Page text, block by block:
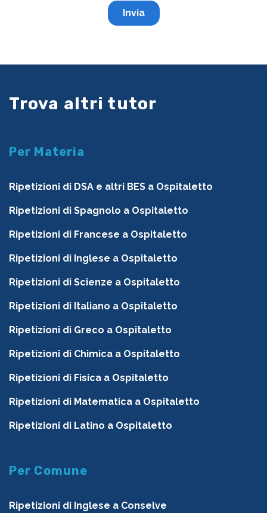
Trova altri tutor
Per Materia
Ripetizioni di DSA e altri BES a Ospitaletto
Ripetizioni di Spagnolo a Ospitaletto
Ripetizioni di Francese a Ospitaletto
Ripetizioni di Inglese a Ospitaletto
Ripetizioni di Scienze a Ospitaletto
Ripetizioni di Italiano a Ospitaletto
Ripetizioni di Greco a Ospitaletto
Ripetizioni di Chimica a Ospitaletto
Ripetizioni di Fisica a Ospitaletto
Ripetizioni di Matematica a Ospitaletto
Ripetizioni di Latino a Ospitaletto
Per Comune
Ripetizioni di Inglese a Conselve